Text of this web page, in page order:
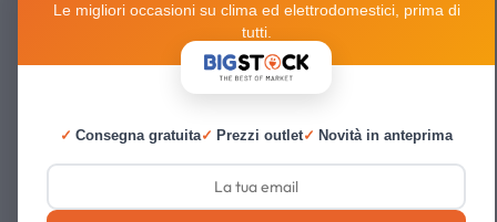
Le migliori occasioni su clima ed elettrodomestici, prima di
tutti.
✓ Consegna gratuita✓ Prezzi outlet✓ Novità in anteprima